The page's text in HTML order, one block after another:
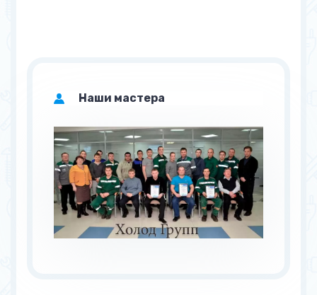
Регулировка РДС
Замена воздухоохладителя от 4 100 руб.
Замена ПЭНа от 2 730 руб.
Прочее
Замена стеклопакета от 3700 руб.
Наши мастера